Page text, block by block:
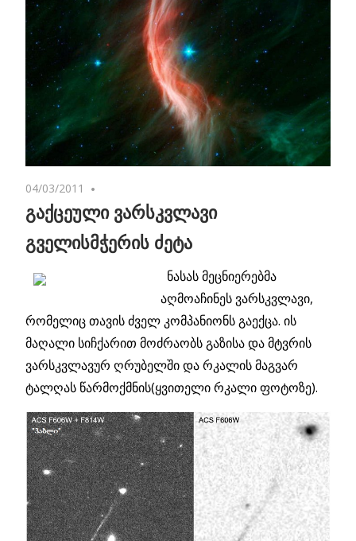
04/03/2011
გაქცეული ვარსკვლავი
გველისმჭერის ძეტა
ნასას მეცნიერებმა
აღმოაჩინეს ვარსკვლავი,
რომელიც თავის ძველ კომპანიონს გაექცა. ის
მაღალი სიჩქარით მოძრაობს გაზისა და მტვრის
ვარსკვლავურ ღრუბელში და რკალის მაგვარ
ტალღას წარმოქმნის(ყვითელი რკალი ფოტოზე).